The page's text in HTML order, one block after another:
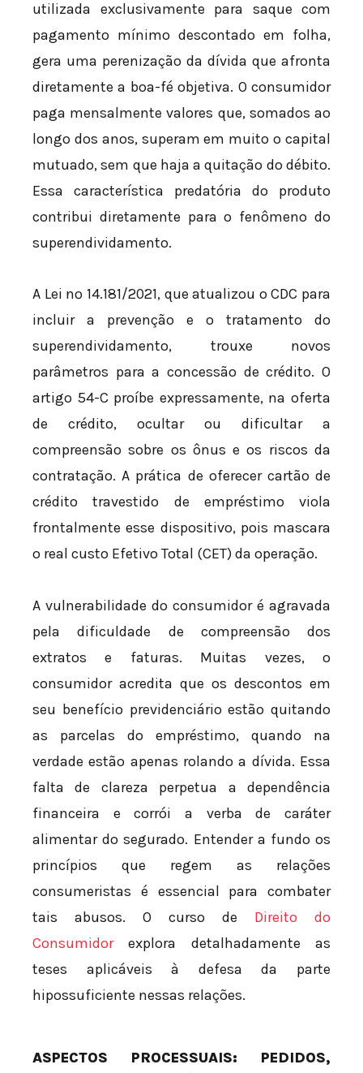
utilizada exclusivamente para saque com
pagamento mínimo descontado em folha,
gera uma perenização da dívida que afronta
diretamente a boa-fé objetiva. O consumidor
paga mensalmente valores que, somados ao
longo dos anos, superam em muito o capital
mutuado, sem que haja a quitação do débito.
Essa característica predatória do produto
contribui diretamente para o fenômeno do
superendividamento.
A Lei nº 14.181/2021, que atualizou o CDC para
incluir a prevenção e o tratamento do
superendividamento, trouxe novos
parâmetros para a concessão de crédito. O
artigo 54-C proíbe expressamente, na oferta
de crédito, ocultar ou dificultar a
compreensão sobre os ônus e os riscos da
contratação. A prática de oferecer cartão de
crédito travestido de empréstimo viola
frontalmente esse dispositivo, pois mascara
o real custo Efetivo Total (CET) da operação.
A vulnerabilidade do consumidor é agravada
pela dificuldade de compreensão dos
extratos e faturas. Muitas vezes, o
consumidor acredita que os descontos em
seu benefício previdenciário estão quitando
as parcelas do empréstimo, quando na
verdade estão apenas rolando a dívida. Essa
falta de clareza perpetua a dependência
financeira e corrói a verba de caráter
alimentar do segurado. Entender a fundo os
princípios que regem as relações
consumeristas é essencial para combater
tais abusos. O curso de Direito do
Consumidorexplora detalhadamente as
teses aplicáveis à defesa da parte
hipossuficiente nessas relações.
ASPECTOS PROCESSUAIS: PEDIDOS,